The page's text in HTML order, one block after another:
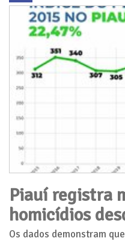
Piauí registra
homicídios
Os dados demonstram